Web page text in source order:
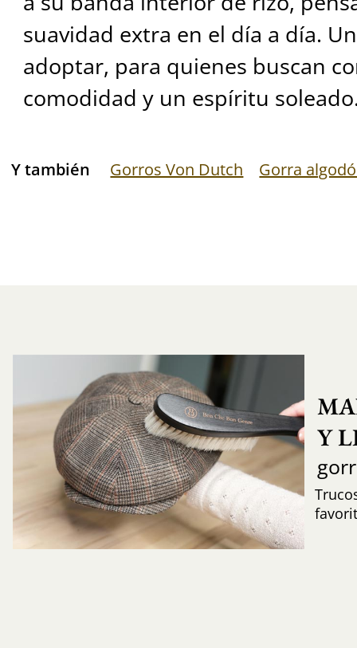
suavidad extra en el día a día.
adoptar, para quienes buscan
comodidad y un espíritu
Y también Gorros Von Dutch Gorra
Y